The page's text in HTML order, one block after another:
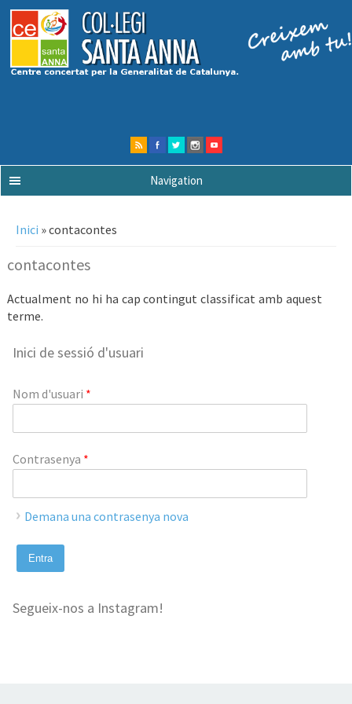
Navigation
Inici » contacontes
contacontes
Actualment no hi ha cap contingut classificat amb aquest
terme.
Inici de sessió d'usuari
Nom d'usuari *
Contrasenya *
Demana una contrasenya nova
Segueix-nos a Instagram!